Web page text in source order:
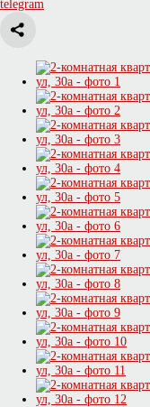
telegram